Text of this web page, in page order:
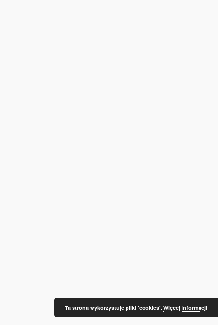
Ta strona wykorzystuje pliki 'cookies'. Więcej informacji